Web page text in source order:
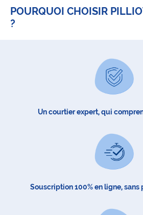
POURQUOI CHOISIR
?
Un courtier expert, qui
Souscription 100% en ligne,